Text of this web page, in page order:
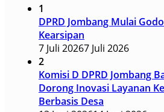
1
DPRD Jombang Mulai
Kearsipan
7 Juli 20267 Juli 2026
2
Komisi D DPRD Jombang
Dorong Inovasi Layanan
Berbasis Desa